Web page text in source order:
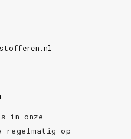
in onze
regelmatig op